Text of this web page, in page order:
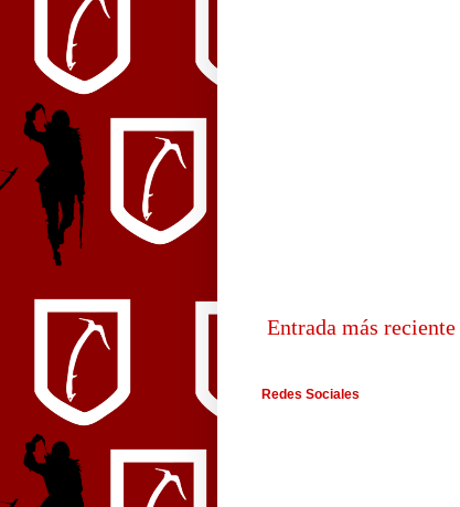
Entrada más reciente
Redes Sociales